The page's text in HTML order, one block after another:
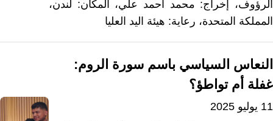
الرؤوف، إخراج: محمد أحمد علي، المكان: لندن،
المملكة المتحدة، رعاية: هيئة اليد العليا
النعاس السياسي باسم سورة الروم:
غفلة أم تواطؤ؟
11 يوليو 2025